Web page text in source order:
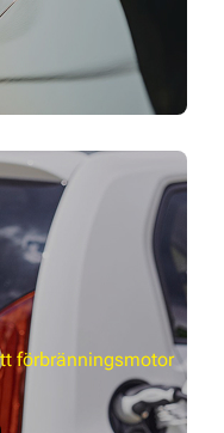
förbränningsmotor